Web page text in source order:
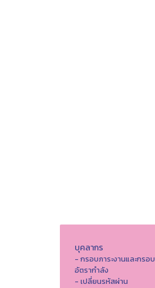
บุคลากร
- กรอบภาระงานและกรอบ
อัตรากำลัง
- เปลี่ยนรหัสผ่าน